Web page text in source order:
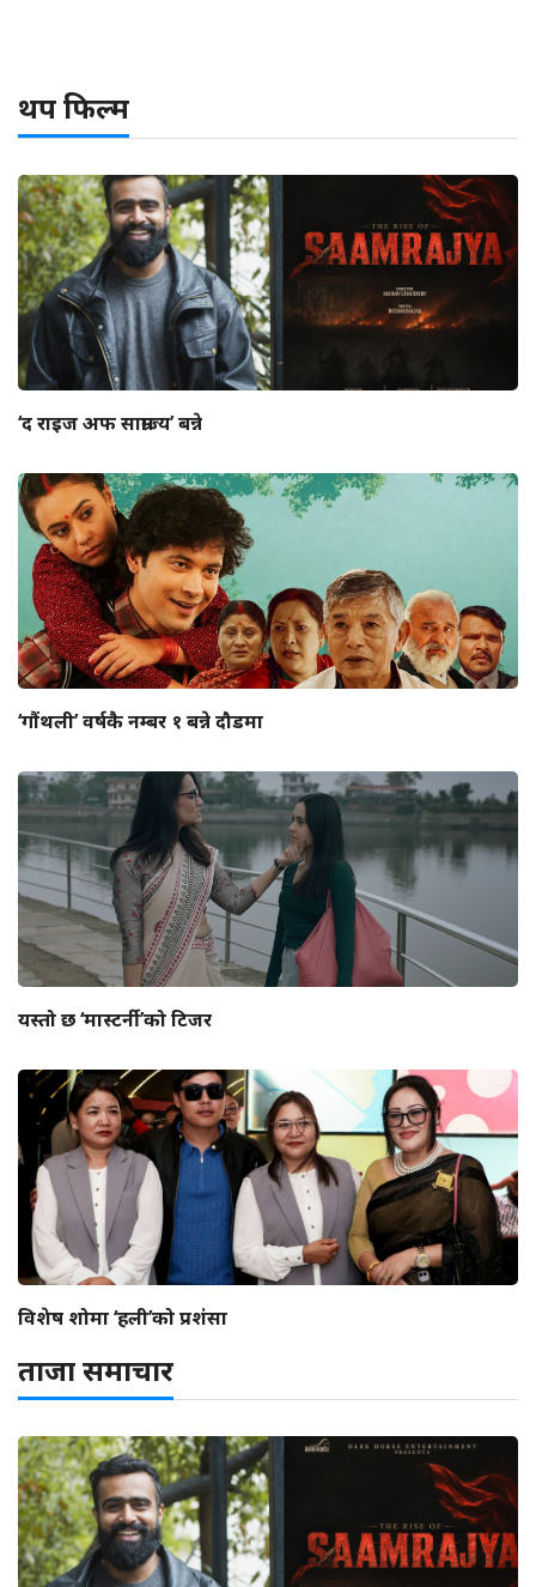
थप फिल्म
‘द राइज अफ साम्राज्य’ बन्ने
‘गौंथली’ वर्षकै नम्बर १ बन्ने दौडमा
यस्तो छ ‘मास्टर्नी’को टिजर
विशेष शोमा ‘हली’को प्रशंसा
ताजा समाचार